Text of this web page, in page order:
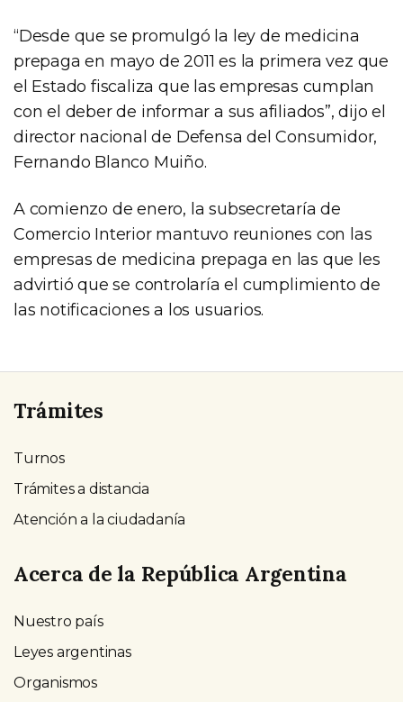
“Desde que se promulgó la ley de medicina
prepaga en mayo de 2011 es la primera vez que
el Estado fiscaliza que las empresas cumplan
con el deber de informar a sus afiliados”, dijo el
director nacional de Defensa del Consumidor,
Fernando Blanco Muiño.
A comienzo de enero, la subsecretaría de
Comercio Interior mantuvo reuniones con las
empresas de medicina prepaga en las que les
advirtió que se controlaría el cumplimiento de
las notificaciones a los usuarios.
Trámites
Turnos
Trámites a distancia
Atención a la ciudadanía
Acerca de la República Argentina
Nuestro país
Leyes argentinas
Organismos